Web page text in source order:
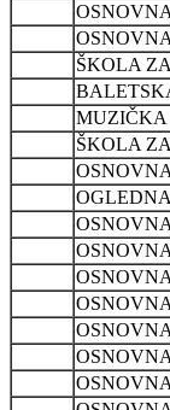
ŠKOLA
MUZIČKA
ŠKOLA